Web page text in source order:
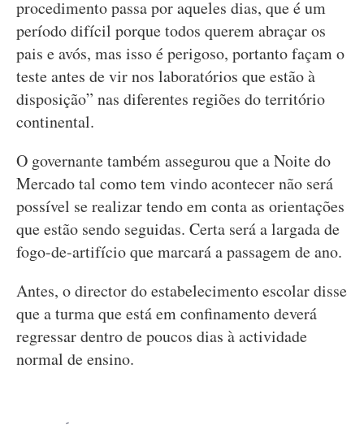
procedimento passa por aqueles dias, que é um
período difícil porque todos querem abraçar os
pais e avós, mas isso é perigoso, portanto façam o
teste antes de vir nos laboratórios que estão à
disposição” nas diferentes regiões do território
continental.
O governante também assegurou que a Noite do
Mercado tal como tem vindo acontecer não será
possível se realizar tendo em conta as orientações
que estão sendo seguidas. Certa será a largada de
fogo-de-artifício que marcará a passagem de ano.
Antes, o director do estabelecimento escolar disse
que a turma que está em confinamento deverá
regressar dentro de poucos dias à actividade
normal de ensino.